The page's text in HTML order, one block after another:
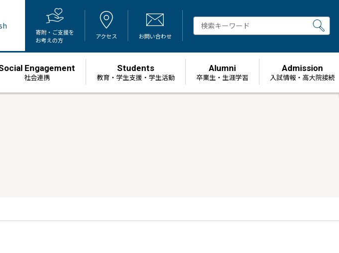
寄附・ご支援を
お考えの方
アクセス お問い合わせ
Engagement
社会連携
Students
教育・学生支援・学生活動
Alumni
卒業生・生涯学習
Admission
⼊試情報・高大院接続